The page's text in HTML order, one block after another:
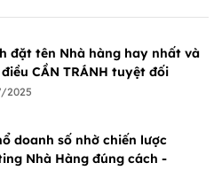
đặt tên Nhà hàng hay nhất và
CẦN TRÁNH tuyệt đối
2025
doanh số nhờ chiến lược
Nhà Hàng đúng cách -